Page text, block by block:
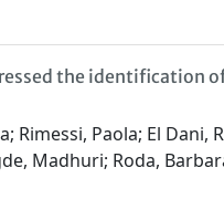
the identification
Paola; El Dani,
Madhuri; Roda,